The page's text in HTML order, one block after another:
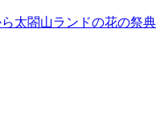
ら太閤山ランドの花の祭